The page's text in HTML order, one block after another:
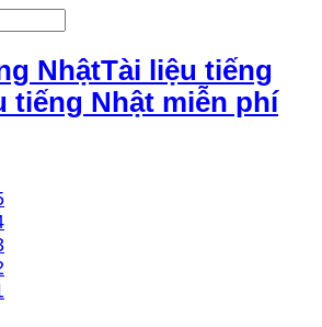
Tài liệu tiếng
tiếng Nhật miễn phí